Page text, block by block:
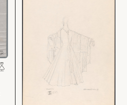
kostium
powiązanych